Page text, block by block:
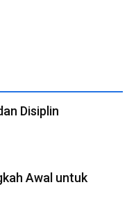
Disiplin
Awal untuk